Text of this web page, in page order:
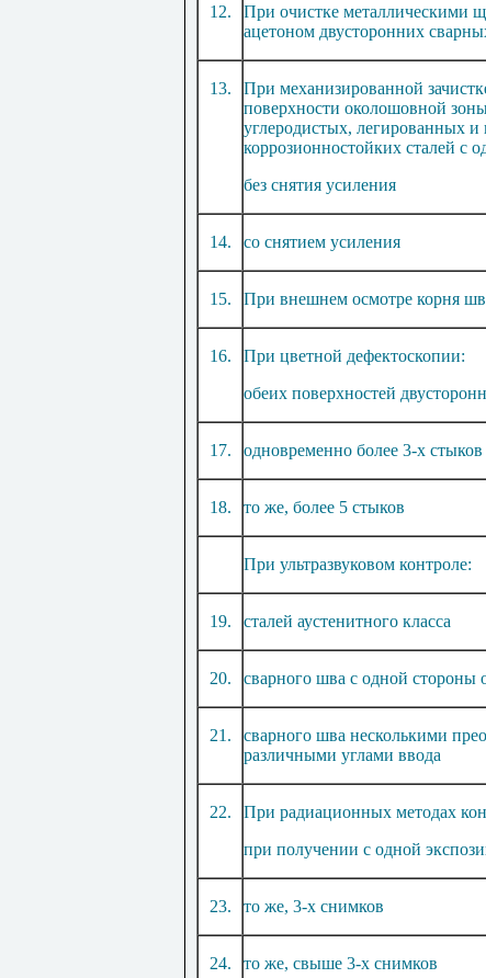
12.
При очистке металлическими
ацетоном двусторонних
13.
При механизированной
поверхности околошовной
углеродистых, легированных и
коррозионностойких сталей с
без снятия усиления
14. со снятием усиления
15. При внешнем осмотре корня ш
16.
При цветной дефектоскопии:
обеих поверхностей
17. одновременно более 3-х стыков
18. то же, более 5 стыков
При ультразвуковом контроле:
19. сталей аустенитного класса
20. сварного шва с одной стороны
21 . сварного шва несколькими п
различными углами ввода
22.
При радиационных методах
при получении с одной
23. то же, 3-х снимков
24. то же, свыше 3-х снимков